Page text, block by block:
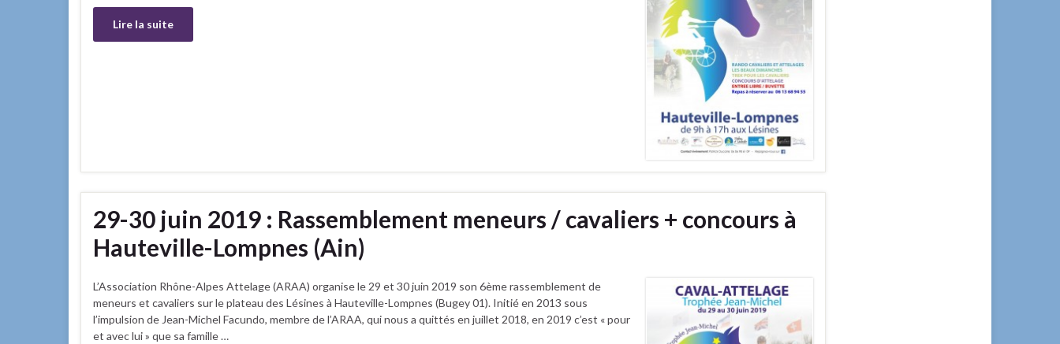
Lire la suite
29-30 juin 2019 : Rassemblement meneurs / cavaliers + concours à
Hauteville-Lompnes (Ain)
L’Association Rhône-Alpes Attelage (ARAA) organise le 29 et 30 juin 2019 son 6ème rassemblement de
meneurs et cavaliers sur le plateau des Lésines à Hauteville-Lompnes (Bugey 01). Initié en 2013 sous
l’impulsion de Jean-Michel Facundo, membre de l’ARAA, qui nous a quittés en juillet 2018, en 2019 c’est « pour
et avec lui » que sa famille …